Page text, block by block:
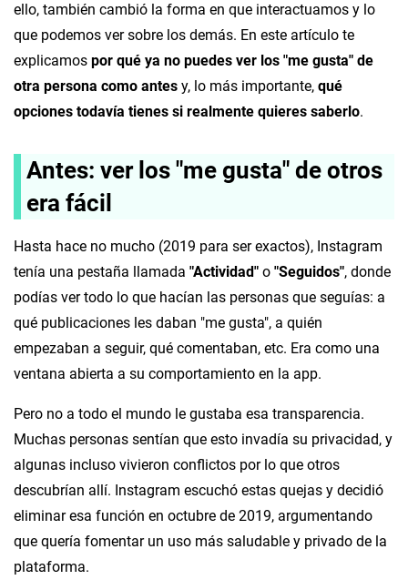
ello, también cambió la forma en que interactuamos y lo
que podemos ver sobre los demás. En este artículo te
explicamos por qué ya no puedes ver los "me gusta" de
otra persona como antes y, lo más importante, qué
opciones todavía tienes si realmente quieres saberlo.
Antes: ver los "me gusta" de otros
era fácil
Hasta hace no mucho (2019 para ser exactos), Instagram
tenía una pestaña llamada "Actividad" o "Seguidos", donde
podías ver todo lo que hacían las personas que seguías: a
qué publicaciones les daban "me gusta", a quién
empezaban a seguir, qué comentaban, etc. Era como una
ventana abierta a su comportamiento en la app.
Pero no a todo el mundo le gustaba esa transparencia.
Muchas personas sentían que esto invadía su privacidad, y
algunas incluso vivieron conflictos por lo que otros
descubrían allí. Instagram escuchó estas quejas y decidió
eliminar esa función en octubre de 2019, argumentando
que quería fomentar un uso más saludable y privado de la
plataforma.